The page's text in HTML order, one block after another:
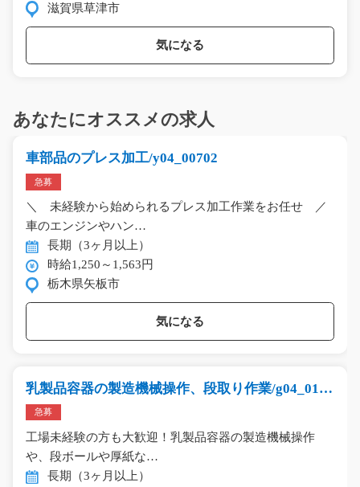
滋賀県草津市
気になる
あなたにオススメの求人
車部品のプレス加工/y04_00702
急募
＼ 未経験から始められるプレス加工作業をお任せ ／
車のエンジンやハン…
長期（3ヶ月以上）
時給1,250～1,563円
栃木県矢板市
気になる
乳製品容器の製造機械操作、段取り作業/g04_0154
4急募
工場未経験の方も大歓迎！乳製品容器の製造機械操作
や、段ボールや厚紙な…
長期（3ヶ月以上）